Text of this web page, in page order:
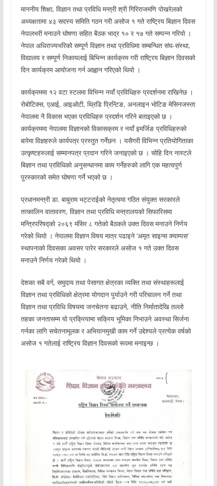
माननीय शिक्षा, विज्ञान तथा प्रविधि मन्त्री श्री गिरिराजमणि पोखरेलको
अध्यक्षतामा ४३ सदस्य समिति गठन गरी असोज १ गते राष्ट्रिय बिज्ञान दिवस
नेपालभरी मनाउने घोषणा सहित बैठक भाद्र १० र १७ गते सम्पन्न गरियो ।
नेपाल अधिराज्यभरिको सम्पूर्ण विज्ञान तथा प्रविधिमा सम्बन्धित संघ-संस्था,
विद्यालय र सम्पूर्ण निकायलाई बिभिन्न कार्यक्रम गरी राष्ट्रिय बिज्ञान दिवसको
दिन कार्यक्रम आयोजना गर्न आह्वान गरिएको थियो ।
कार्यक्रममा १२ वटा स्टलमा विभिन्न नयाँ प्रविधिहरु प्रदर्शनमा राखिनेछ ।
रोबोटिक्स, एआई, आइओटी, थ्रिडि प्रिन्टिङ, अनलाइन भोटिङ मेसिनजस्ता
नेपालमा नै विकास भएका प्रविधिहरु प्रदर्शन गरिने बताइएको छ ।
कार्यक्रममा नेपालमा विज्ञानको विकासक्रम र नयाँ इमर्जिङ प्रविधिहरुको
बारेमा विज्ञहरुले कार्यपत्र प्रस्तुत गर्नेछन । यसैगरी विभिन्न प्रतियोगिताका
उत्कृष्टहरुलाई सम्मानपत्र प्रदान गरिने जनाइएको छ । सोहि दिन नास्टले
बिज्ञान तथा प्रविधिको अनुसन्धानमा काम गर्नेहरुको लागि एक महत्वपुर्ण
पुरस्कारको समेत घोषणा गर्ने भएको छ ।
प्रधानमन्त्री डा. बाबुराम भट्टराईको नेतृत्वमा गठित संयुक्त सरकारले
तत्कालिन वातावरण, विज्ञान तथा प्रविधि मन्त्रालयको सिफारिसमा
मन्त्रिपरिषद्को २०६९ मंसिर ८ गतेको बैठकले उक्त दिवस मनाउने निर्णय
गरेको थियो । नेपालमा विज्ञान विषय मात्र पढाइने ‘अमृत साइन्स क्याम्पस’
स्थापनाको दिवसका अवसर पारेर सरकारले असोज १ गते उक्त दिवस
मनाउने निर्णय गरेको थियो ।
देशका सबै वर्ग, समुदाय तथा पेसागत क्षेत्रका व्यक्ति तथा संस्थाहरूलाई
विज्ञान तथा प्रविधिको क्षेत्रमा योगदान पुर्याउने गरी परिचालन गर्ने तथा
विज्ञान तथा प्रविधि विषयमा जनचेतना बढाउने, नीति निर्मातादेखि तल्लो
तहका जनतासम्म यो प्रक्रियामा सक्रिय भूमिका निभाउने अवस्था सिर्जना
गर्नका लागि सचेतनामूलक र अभियानमुखी काम गर्ने उद्देश्यले प्रत्येक वर्षको
असोज १ गतेलाई राष्ट्रिय विज्ञान दिवसको रूपमा मनाइन्छ ।